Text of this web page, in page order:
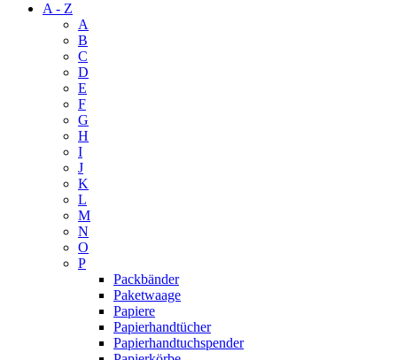
A - Z
A
B
C
D
E
F
G
H
I
J
K
L
M
N
O
P
Packbänder
Paketwaage
Papiere
Papierhandtücher
Papierhandtuchspender